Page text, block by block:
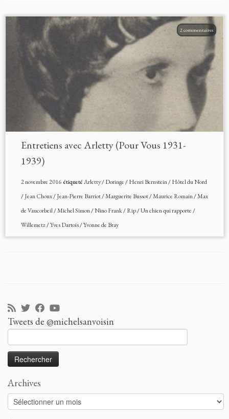
2 commentaires
Entretiens avec Arletty (Pour Vous 1931-
1939)
2 novembre 2016étiquetéArletty/Doringe/Henri Bernstein/Hôtel du Nord
/Jean Choux/Jean-Pierre Barriot/Marguerite Bussot/Maurice Romain/Max
de Vaucorbeil/Michel Simon/Nino Frank/Rip/Un chien qui rapporte/
Willemetz/Yves Dartois/Yvonne de Bray
Tweets de @michelsanvoisin
Archives
Archives